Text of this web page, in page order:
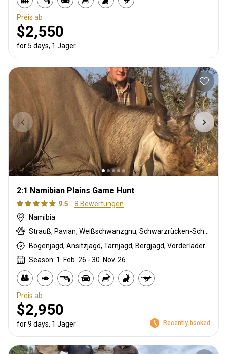
Preis ab
$2,550
for 5 days, 1 Jäger
2:1 Namibian Plains Game Hunt
9.5
8 Bewertungen
Namibia
Bogenjagd, Ansitzjagd, Tarnjagd, Bergjagd, Vorderlader, Büchsenjagd, Pirschjagd
Season: 1. Feb. 26 - 30. Nov. 26
Preis ab
$2,950
for 9 days, 1 Jäger Recently booked